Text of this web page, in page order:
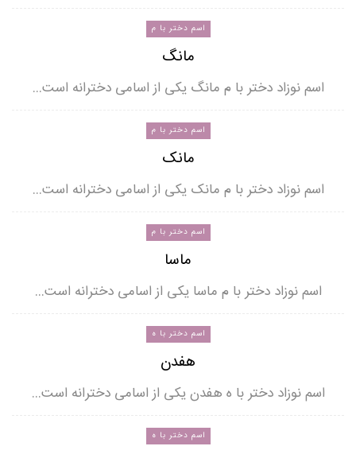
اسم دختر با م
مانگ
اسم نوزاد دختر با م مانگ یکی از اسامی دخترانه است…
اسم دختر با م
مانک
اسم نوزاد دختر با م مانک یکی از اسامی دخترانه است…
اسم دختر با م
ماسا
اسم نوزاد دختر با م ماسا یکی از اسامی دخترانه است…
اسم دختر با ه
هفدن
اسم نوزاد دختر با ه هفدن یکی از اسامی دخترانه است…
اسم دختر با ه